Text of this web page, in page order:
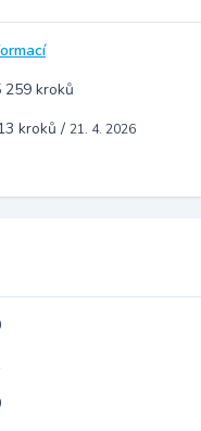
259 kroků
kroků / 21. 4. 2026